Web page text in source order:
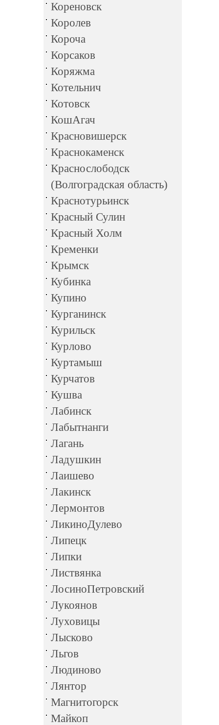
Кореновск
Королев
Короча
Корсаков
Коряжма
Котельнич
Котовск
КошАгач
Красновишерск
Краснокаменск
Краснослободск
(Волгоградская область)
Краснотурьинск
Красный Сулин
Красный Холм
Кременки
Крымск
Кубинка
Купино
Курганинск
Курильск
Курлово
Куртамыш
Курчатов
Кушва
Лабинск
Лабытнанги
Лагань
Ладушкин
Лаишево
Лакинск
Лермонтов
ЛикиноДулево
Липецк
Липки
Листвянка
ЛосиноПетровский
Лукоянов
Луховицы
Лысково
Льгов
Людиново
Лянтор
Магнитогорск
Майкоп